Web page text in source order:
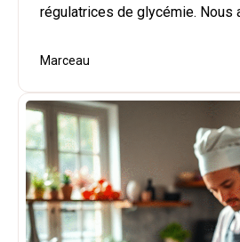
régulatrices de glycémie. Nous
Marceau